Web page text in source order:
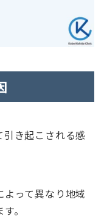
き起こされる感
って異なり地域
。